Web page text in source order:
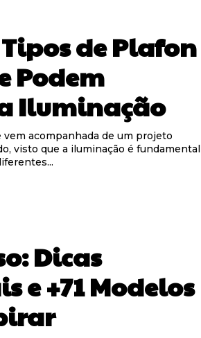
de Plafon
Podem
Iluminação
vem acompanhada de um projeto
visto que a iluminação é fundamental
Dicas
e +71 Modelos